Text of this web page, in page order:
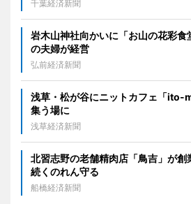
千葉経済新聞
岩木山神社向かいに「お山の花彩
の夫婦が経営
弘前経済新聞
浅草・松が谷にニットカフェ「
集う場に
浅草経済新聞
北習志野の老舗精肉店「鳥吉」が
続くのれん守る
船橋経済新聞